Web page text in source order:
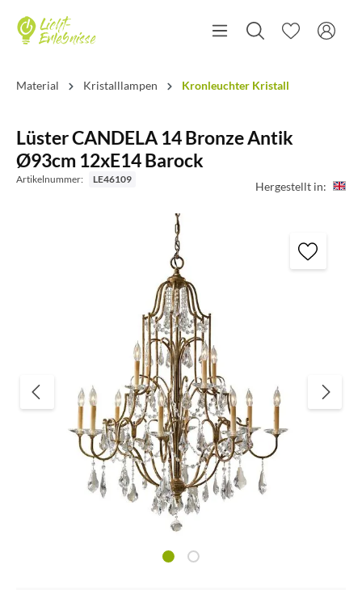
Material Kristalllampen Kronleuchter Kristall
Lüster CANDELA 14 Bronze Antik
Ø93cm 12xE14 Barock
Artikelnummer: LE46109 Hergestellt in: